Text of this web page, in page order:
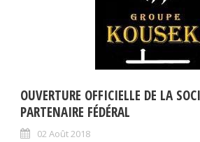
OUVERTURE OFFICIELLE DE LA
PARTENAIRE FÉDÉRAL
02 Août 2018